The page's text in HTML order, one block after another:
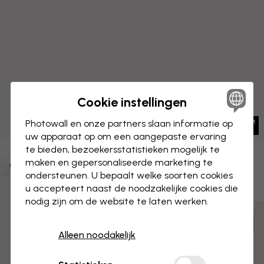
Type Mic Vierkant
CANVAS Opslaan
Voorgemonteerd en klaar om op te hangen
Cookie instellingen
Photowall en onze partners slaan informatie op
uw apparaat op om een aangepaste ervaring
te bieden, bezoekersstatistieken mogelijk te
maken en gepersonaliseerde marketing te
ondersteunen. U bepaalt welke soorten cookies
u accepteert naast de noodzakelijke cookies die
nodig zijn om de website te laten werken.
Alleen noodakelijk